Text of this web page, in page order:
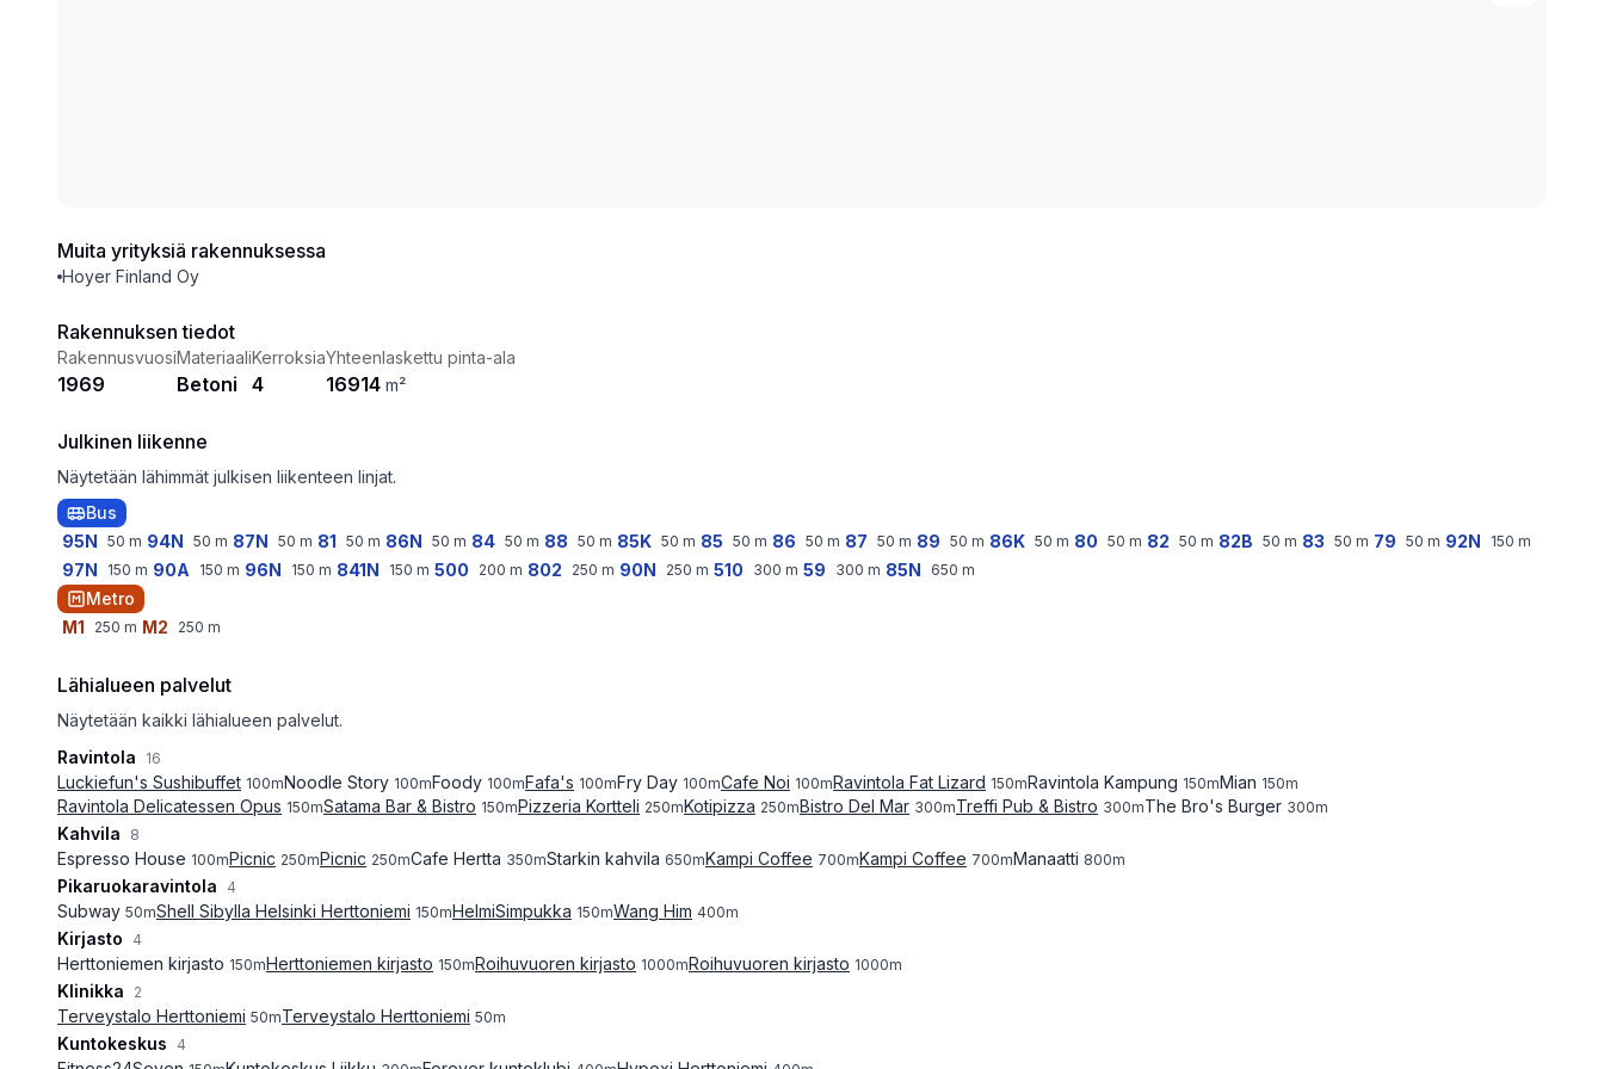
Muita yrityksiä rakennuksessa
Hoyer Finland Oy
Rakennuksen tiedot
Rakennusvuosi
1969
Materiaali
Betoni
Kerroksia
4
Yhteenlaskettu pinta-ala
16914 m²
Julkinen liikenne
Näytetään lähimmät julkisen liikenteen linjat.
Bus
95N 50 m 94N 50 m 87N 50 m 81 50 m 86N 50 m 84 50 m 88 50 m 85K 50 m 85 50 m 86 50 m 87 50 m 89 50 m 86K 50 m 80 50 m 82 50 m 82B 50 m 83 50 m 79 50 m 92N 150 m
97N 150 m 90A 150 m 96N 150 m 841N 150 m 500 200 m 802 250 m 90N 250 m 510 300 m 59 300 m 85N 650 m
Metro
M1
250 m M2 250 m
Lähialueen palvelut
Näytetään kaikki lähialueen palvelut.
Ravintola
16
Luckiefun's Sushibuffet 100mNoodle Story 100mFoody 100mFafa's 100mFry Day 100mCafe Noi 100mRavintola Fat Lizard 150mRavintola Kampung 150mMian 150m
Ravintola Delicatessen Opus 150mSatama Bar & Bistro 150mPizzeria Kortteli 250mKotipizza 250mBistro Del Mar 300mTreffi Pub & Bistro 300mThe Bro's Burger 300m
Kahvila 8
Espresso House 100mPicnic 250mPicnic 250mCafe Hertta 350mStarkin kahvila 650mKampi Coffee 700mKampi Coffee 700mManaatti 800m
Pikaruokaravintola 4
Subway 50mShell Sibylla Helsinki Herttoniemi 150mHelmiSimpukka 150mWang Him 400m
Kirjasto 4
Herttoniemen kirjasto 150mHerttoniemen kirjasto 150mRoihuvuoren kirjasto 1000mRoihuvuoren kirjasto 1000m
Klinikka 2
Terveystalo Herttoniemi 50mTerveystalo Herttoniemi 50m
Kuntokeskus 4